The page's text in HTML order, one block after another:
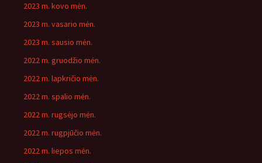
2023 m. kovo mėn.
2023 m. vasario mėn.
2023 m. sausio mėn.
2022 m. gruodžio mėn.
2022 m. lapkričio mėn.
2022 m. spalio mėn.
2022 m. rugsėjo mėn.
2022 m. rugpjūčio mėn.
2022 m. liepos mėn.